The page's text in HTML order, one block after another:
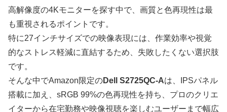
高解像度の4Kモニターを探す中で、画質と色再現性は最
も重視されるポイントです。
特に27インチサイズでの映像表現には、作業効率や視覚
的なストレス軽減に直結するため、失敗したくない選択肢
です。
そんな中でAmazon限定のDell S2725QC-Aは、IPSパネル
搭載に加え、sRGB 99%の色再現性を持ち、プロのクリエ
イターから在宅勤務や映像視聴を楽しむユーザーまで幅広